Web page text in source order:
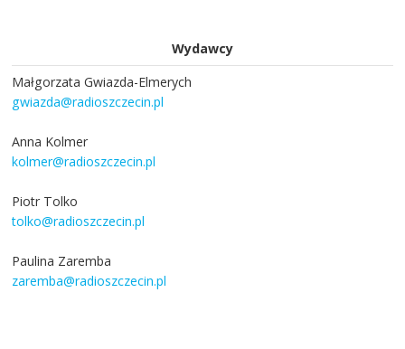
Wydawcy
Małgorzata Gwiazda-Elmerych
gwiazda@radioszczecin.pl
Anna Kolmer
kolmer@radioszczecin.pl
Piotr Tolko
tolko@radioszczecin.pl
Paulina Zaremba
zaremba@radioszczecin.pl